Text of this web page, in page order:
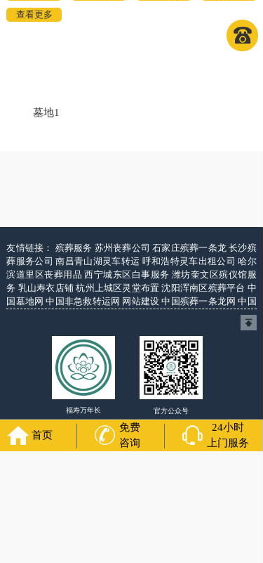
查看更多
墓地1
友情链接： 殡葬服务 苏州丧葬公司石家庄殡葬一条龙长沙殡
葬服务公司南昌青山湖灵车转运 呼和浩特灵车出租公司哈尔
滨道里区丧葬用品西宁城东区白事服务潍坊奎文区殡仪馆服
务 乳山寿衣店铺杭州上城区灵堂布置沈阳浑南区殡葬平台 中
国墓地网中国非急救转运网 网站建设中国殡葬一条龙网中国
福寿万年长 官方公众号
400-000-1116
首页
免费
咨询
24小时
上门服务